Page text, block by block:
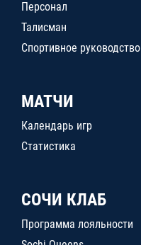
Персонал
Талисман
Спортивное руководство
МАТЧИ
Календарь игр
Статистика
СОЧИ КЛАБ
Программа лояльности